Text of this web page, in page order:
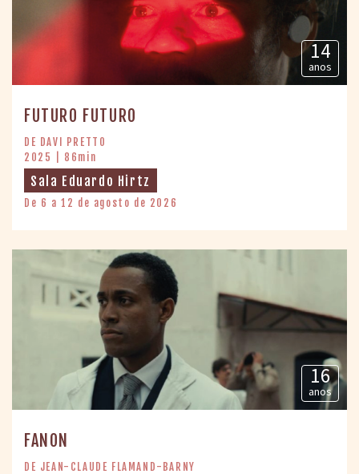
14
anos
FUTURO FUTURO
DE DAVI PRETTO
2025 | 86min
Sala Eduardo Hirtz
De 6 a 12 de agosto de 2026
16
anos
FANON
DE JEAN-CLAUDE FLAMAND-BARNY